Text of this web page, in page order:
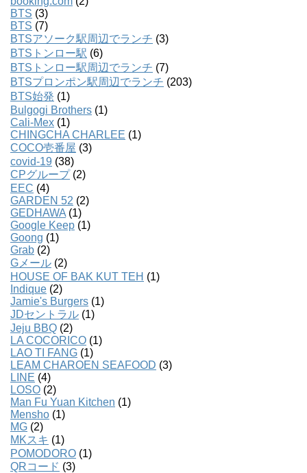
BTS (3)
BTS (7)
BTSアソーク駅周辺でランチ (3)
BTSトンロー駅 (6)
BTSトンロー駅周辺でランチ (7)
BTSプロンポン駅周辺でランチ (203)
BTS始発 (1)
Bulgogi Brothers (1)
Cali-Mex (1)
CHINGCHA CHARLEE (1)
COCO壱番屋 (3)
covid-19 (38)
CPグループ(2)
EEC (4)
GARDEN 52 (2)
GEDHAWA (1)
Google Keep (1)
Goong (1)
Grab (2)
Gメール (2)
HOUSE OF BAK KUT TEH (1)
Indique (2)
Jamie's Burgers (1)
JDセントラル (1)
Jeju BBQ (2)
LA COCORICO (1)
LAO TI FANG (1)
LEAM CHAROEN SEAFOOD (3)
LINE (4)
LOSO (2)
Man Fu Yuan Kitchen (1)
Mensho (1)
MG (2)
MKスキ (1)
POMODORO (1)
QRコード (3)